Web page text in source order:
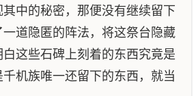
中的秘密，那便没有继续留下
道隐匿的阵法，将这祭台隐藏
这些石碑上刻着的东西究竟是
机族唯一还留下的东西，就当